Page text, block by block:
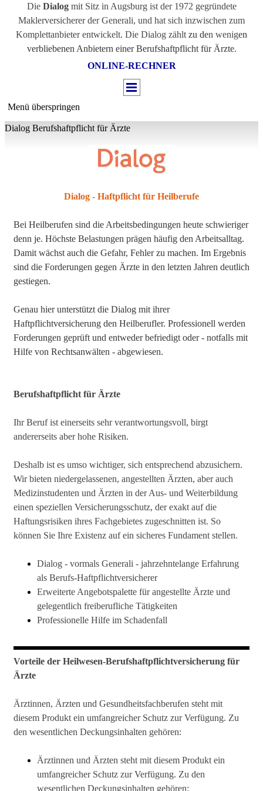
Die Dialogmit Sitz in Augsburg ist der 1972 gegründete
Maklerversicherer der Generali, und hat sich inzwischen zum
Komplettanbieter entwickelt. Die Dialog zählt zu den wenigen
verbliebenen Anbietern einer Berufshaftpflicht für Ärzte.
ONLINE-RECHNER
Menü überspringen
Dialog Berufshaftpflicht für Ärzte
Dialog - Haftpflicht für Heilberufe
Bei Heilberufen sind die Arbeitsbedingungen heute schwieriger
denn je. Höchste Belastungen prägen häufig den Arbeitsalltag.
Damit wächst auch die Gefahr, Fehler zu machen. Im Ergebnis
sind die Forderungen gegen Ärzte in den letzten Jahren deutlich
gestiegen.
Genau hier unterstützt die Dialog mit ihrer
Haftpflichtversicherung den Heilberufler. Professionell werden
Forderungen geprüft und entweder befriedigt oder - notfalls mit
Hilfe von Rechtsanwälten - abgewiesen.
Berufshaftpflicht für Ärzte
Ihr Beruf ist einerseits sehr verantwortungsvoll, birgt
andererseits aber hohe Risiken.
Deshalb ist es umso wichtiger, sich entsprechend abzusichern.
Wir bieten niedergelassenen, angestellten Ärzten, aber auch
Medizinstudenten und Ärzten in der Aus- und Weiterbildung
einen speziellen Versicherungsschutz, der exakt auf die
Haftungsrisiken ihres Fachgebietes zugeschnitten ist. So
können Sie Ihre Existenz auf ein sicheres Fundament stellen.
Dialog - vormals Generali - jahrzehntelange Erfahrung
als Berufs-Haftpflichtversicherer
Erweiterte Angebotspalette für angestellte Ärzte und
gelegentlich freiberufliche Tätigkeiten
Professionelle Hilfe im Schadenfall
Vorteile der Heilwesen-Berufshaftpflichtversicherung für
Ärzte
Ärztinnen, Ärzten und Gesundheitsfachberufen steht mit
diesem Produkt ein umfangreicher Schutz zur Verfügung. Zu
den wesentlichen Deckungsinhalten gehören:
Ärztinnen und Ärzten steht mit diesem Produkt ein
umfangreicher Schutz zur Verfügung. Zu den
wesentlichen Deckungsinhalten gehören: